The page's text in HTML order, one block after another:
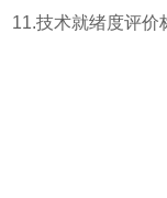
技术就绪度评价